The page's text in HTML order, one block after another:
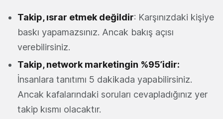
Takip, ısrar etmek değildir: Karşınızdaki kişiye
baskı yapamazsınız. Ancak bakış açısı
verebilirsiniz.
Takip, network marketingin %95’idir:
İnsanlara tanıtımı 5 dakikada yapabilirsiniz.
Ancak kafalarındaki soruları cevapladığınız yer
takip kısmı olacaktır.